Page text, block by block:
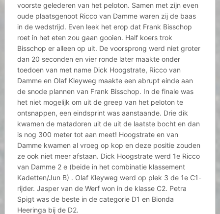
voorste gelederen van het peloton. Samen met zijn even
oude plaatsgenoot Ricco van Damme waren zij de baas
in de wedstrijd. Even leek het erop dat Frank Bisschop
roet in het eten zou gaan gooien. Half koers trok
Bisschop er alleen op uit. De voorsprong werd niet groter
dan 20 seconden en vier ronde later maakte onder
toedoen van met name Dick Hoogstrate, Ricco van
Damme en Olaf Kleyweg maakte een abrupt einde aan
de snode plannen van Frank Bisschop. In de finale was
het niet mogelijk om uit de greep van het peloton te
ontsnappen, een eindsprint was aanstaande. Drie dik
kwamen de matadoren uit de uit de laatste bocht en dan
is nog 300 meter tot aan meet! Hoogstrate en van
Damme kwamen al vroeg op kop en deze positie zouden
ze ook niet meer afstaan. Dick Hoogstrate werd 1e Ricco
van Damme 2 e (beide in het combinatie klassement
Kadetten/Jun B) . Olaf Kleyweg werd op plek 3 de 1e C1-
rijder. Jasper van de Werf won in de klasse C2. Petra
Spigt was de beste in de categorie D1 en Bionda
Heeringa bij de D2.